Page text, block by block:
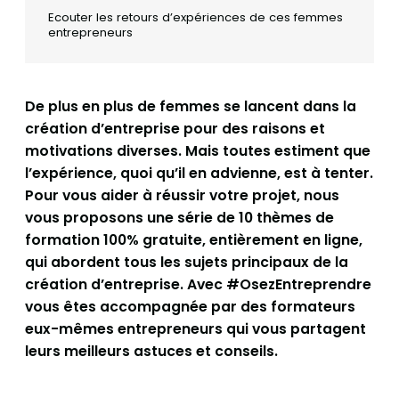
Ecouter les retours d’expériences de ces femmes
entrepreneurs
De plus en plus de femmes se lancent dans la
création d’entreprise pour des raisons et
motivations diverses. Mais toutes estiment que
l’expérience, quoi qu’il en advienne, est à tenter.
Pour vous aider à réussir votre projet, nous
vous proposons une série de 10 thèmes de
formation 100% gratuite, entièrement en ligne,
qui abordent tous les sujets principaux de la
création d’entreprise. Avec #OsezEntreprendre
vous êtes accompagnée par des formateurs
eux-mêmes entrepreneurs qui vous partagent
leurs meilleurs astuces et conseils.